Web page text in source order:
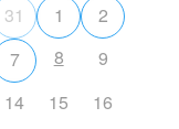
31 1
2
7 8
9
14 15
16